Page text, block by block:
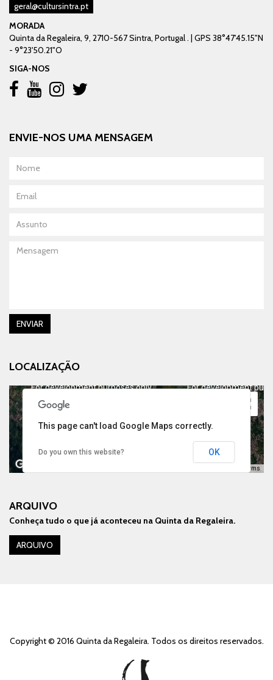
geral@cultursintra.pt
MORADA
Quinta da Regaleira, 9, 2710-567 Sintra, Portugal . | GPS 38°47'45.15"N
- 9°23'50.21"O
SIGA-NOS
ENVIE-NOS UMA MENSAGEM
Mensagem
ENVIAR
LOCALIZAÇÃO
For development purposes only
For development purposes only For development
Terms
This page can't load Google Maps correctly.
Do you own this website? OK
ARQUIVO
Conheça tudo o que já aconteceu na Quinta da Regaleira.
ARQUIVO
Copyright © 2016 Quinta da Regaleira. Todos os direitos reservados.